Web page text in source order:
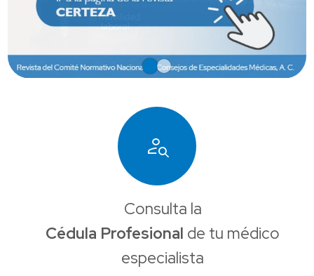
person_search
Consulta la
Cédula Profesional de tu médico
especialista